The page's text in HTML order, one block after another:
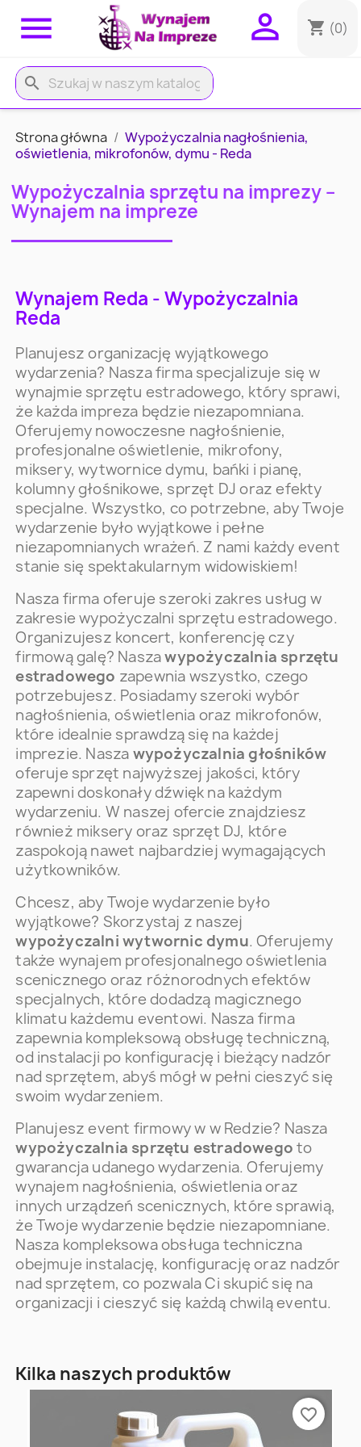
 shopping_cart (0)

search
Strona główna
Wypożyczalnia nagłośnienia,
oświetlenia, mikrofonów, dymu - Reda
Wypożyczalnia sprzętu na imprezy –
Wynajem na impreze
Wynajem Reda - Wypożyczalnia
Reda
Planujesz organizację wyjątkowego
wydarzenia? Nasza firma specjalizuje się w
wynajmie sprzętu estradowego, który sprawi,
że każda impreza będzie niezapomniana.
Oferujemy nowoczesne nagłośnienie,
profesjonalne oświetlenie, mikrofony,
miksery, wytwornice dymu, bańki i pianę,
kolumny głośnikowe, sprzęt DJ oraz efekty
specjalne. Wszystko, co potrzebne, aby Twoje
wydarzenie było wyjątkowe i pełne
niezapomnianych wrażeń. Z nami każdy event
stanie się spektakularnym widowiskiem!
Nasza firma oferuje szeroki zakres usług w
zakresie wypożyczalni sprzętu estradowego.
Organizujesz koncert, konferencję czy
firmową galę? Naszawypożyczalnia sprzętu
estradowego zapewnia wszystko, czego
potrzebujesz. Posiadamy szeroki wybór
nagłośnienia, oświetlenia oraz mikrofonów,
które idealnie sprawdzą się na każdej
imprezie. Nasza wypożyczalnia głośników
oferuje sprzęt najwyższej jakości, który
zapewni doskonały dźwięk na każdym
wydarzeniu. W naszej ofercie znajdziesz
również miksery oraz sprzęt DJ, które
zaspokoją nawet najbardziej wymagających
użytkowników.
Chcesz, aby Twoje wydarzenie było
wyjątkowe? Skorzystaj z naszej
wypożyczalni wytwornic dymu. Oferujemy
także wynajem profesjonalnego oświetlenia
scenicznego oraz różnorodnych efektów
specjalnych, które dodadzą magicznego
klimatu każdemu eventowi. Nasza firma
zapewnia kompleksową obsługę techniczną,
od instalacji po konfigurację i bieżący nadzór
nad sprzętem, abyś mógł w pełni cieszyć się
swoim wydarzeniem.
Planujesz event firmowy w w Redzie? Nasza
wypożyczalnia sprzętu estradowego to
gwarancja udanego wydarzenia. Oferujemy
wynajem nagłośnienia, oświetlenia oraz
innych urządzeń scenicznych, które sprawią,
że Twoje wydarzenie będzie niezapomniane.
Nasza kompleksowa obsługa techniczna
obejmuje instalację, konfigurację oraz nadzór
nad sprzętem, co pozwala Ci skupić się na
organizacji i cieszyć się każdą chwilą eventu.
Kilka naszych produktów
favorite_border